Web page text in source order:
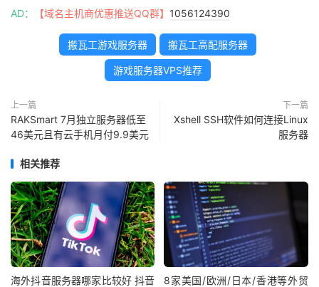
AD： 【域名主机商优惠推送QQ群】 1056124390
搬瓦工游戏服务器 搬瓦工高配服务器
游戏服务器VPS推荐
上一篇
RAKSmart 7月独立服务器低至
46美元且有云手机月付9.9美元
下一篇
Xshell SSH软件如何连接Linux
服务器
相关推荐
海外抖音服务器哪家比较好 抖音
8家美国/欧洲/日本/香港等外贸